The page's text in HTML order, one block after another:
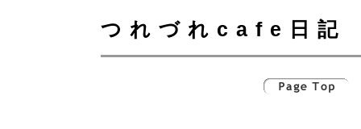
つれづれcafe日記